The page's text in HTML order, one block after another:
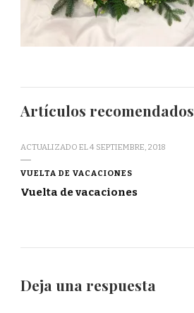
Artículos recomendados
ACTUALIZADO EL4 SEPTIEMBRE, 2018
VUELTA DE VACACIONES
Vuelta de vacaciones
Deja una respuesta